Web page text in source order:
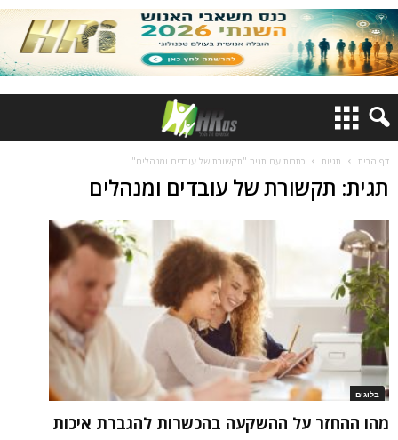
דף הבית תגיות כתבות עם תגית "תקשורת של עובדים ומנהלים"
תגית: תקשורת של עובדים ומנהלים
בלוגים
מהו ההחזר על ההשקעה בהכשרות להגברת איכות